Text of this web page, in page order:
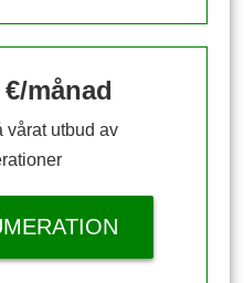
månad
vårat utbud av